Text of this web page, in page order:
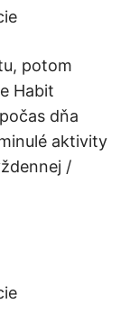
potom
Habit
dňa
aktivity
/